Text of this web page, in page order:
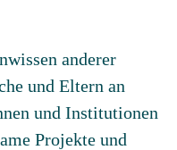
anderer
und Eltern an
und Institutionen
Projekte und